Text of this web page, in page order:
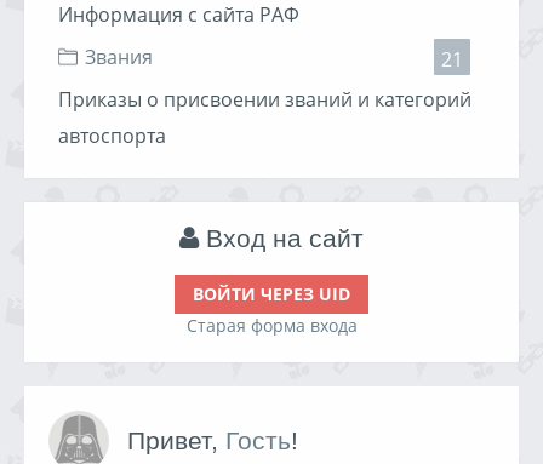
Информация с сайта РАФ
Звания
21
Приказы о присвоении званий и категорий
автоспорта
Вход на сайт
ВОЙТИ ЧЕРЕЗ UID
Старая форма входа
Привет, Гость!